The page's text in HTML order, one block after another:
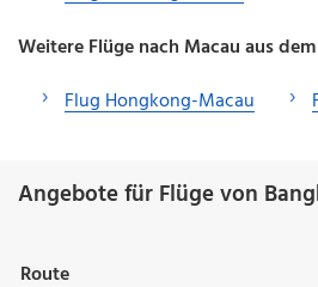
Weitere Flüge nach Macau aus
Flug Hongkong-Macau
Angebote für Flüge von
Route